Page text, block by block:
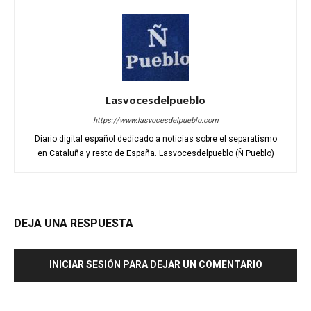
Lasvocesdelpueblo
https://www.lasvocesdelpueblo.com
Diario digital español dedicado a noticias sobre el separatismo
en Cataluña y resto de España. Lasvocesdelpueblo (Ñ Pueblo)
DEJA UNA RESPUESTA
INICIAR SESIÓN PARA DEJAR UN COMENTARIO